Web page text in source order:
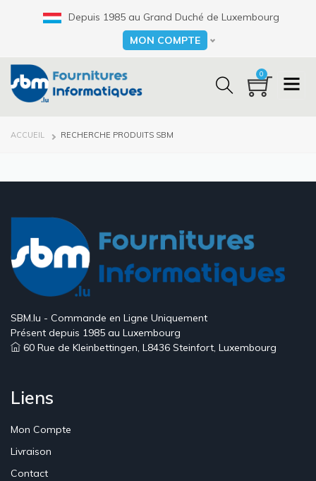
Depuis 1985 au Grand Duché de Luxembourg
Select your language
MON COMPTE
0
FIL
ACCUEIL RECHERCHE PRODUITS SBM
SBM.lu - Commande en Ligne Uniquement
Présent depuis 1985 au Luxembourg
60 Rue de Kleinbettingen, L8436 Steinfort, Luxembourg
Liens
Mon Compte
Livraison
Contact